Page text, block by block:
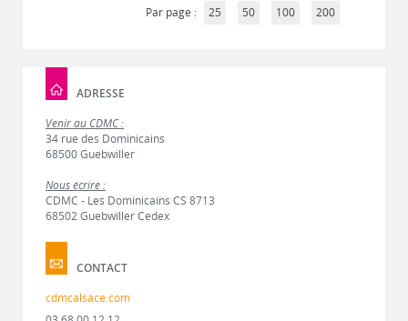
Par page :
25 50 100 200
ADRESSE
Venir au CDMC :
34 rue des Dominicains
68500 Guebwiller
Nous écrire :
CDMC - Les Dominicains CS 8713
68502 Guebwiller Cedex
CONTACT
cdmcalsace.com